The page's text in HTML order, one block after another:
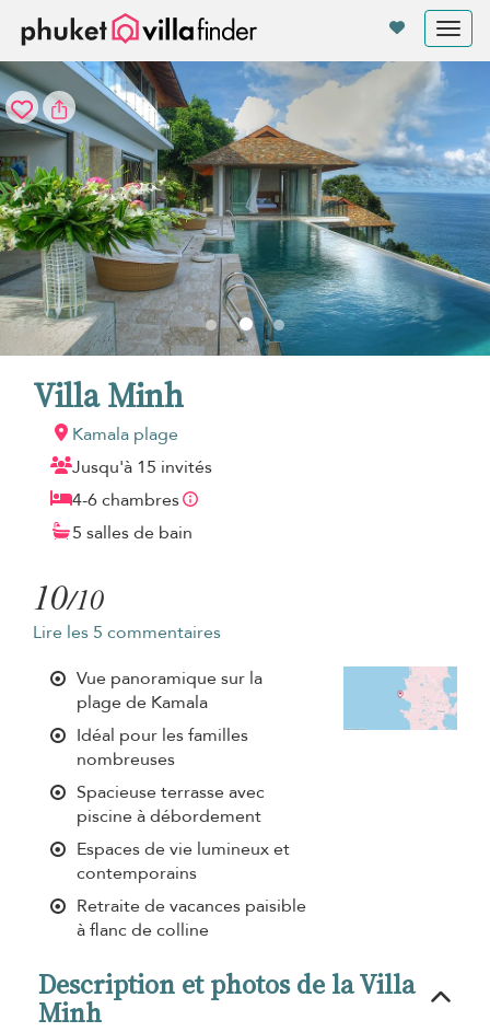
Villa Minh
Kamala plage
Jusqu'à 15 invités
4-6 chambres
5 salles de bain
10/10
Lire les 5 commentaires
Vue panoramique sur la
plage de Kamala
Idéal pour les familles
nombreuses
Spacieuse terrasse avec
piscine à débordement
Espaces de vie lumineux et
contemporains
Retraite de vacances paisible
à flanc de colline
Description et photos de la Villa
Minh
Vos paramètres de cookies